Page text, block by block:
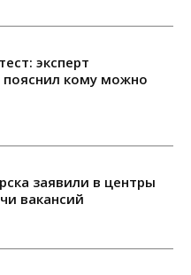
эксперт
кому можно
заявили в центры
вакансий